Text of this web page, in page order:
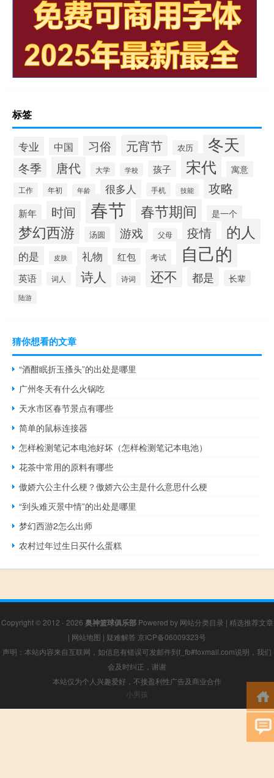
标签
专业 中国 习俗 元宵节 农历 冬天
冬季 唐代 大学 学校 孩子 宋代 寓意
工作 年初 年龄 很多人 手机 技能 攻略
新年 时间 春节 春节期间 是一个
梦幻西游 汤圆 游戏 父母 疫情 的人
的是 皮肤 礼物 红包 考试 自己的
英语 词人 诗人 诗词 还不 都是 长辈
陆游
猜你想看的文章
“酒酣眠折玉搔头”的出处是哪里
广州冬天有什么火锅吃
天水市区春节景点有哪些
简单的鼠标连接器
怎样检测笔记本电池好坏（怎样检测笔记本电池）
花茶中常用的原料有哪些
傲娇六公主什么梗？傲娇六公主是什么意思什么梗
“到头难灭景中情”的出处是哪里
梦幻西游2怎么出师
农村过年过生日买什么蛋糕
Copyright © 2012 - 2026 奥神篮球俱乐部Powered by 网站分类目录 | 精选推荐文章
| 网站地图 | 疑难解答 京ICP备06009323号
声明：本站内容来自互联网，如信息有错误可发邮件到f_fb#foxmail.com说明，我们
会及时纠正，谢谢
本站仅为个人兴趣爱好，不接盈利性广告及商业合作
小男孩